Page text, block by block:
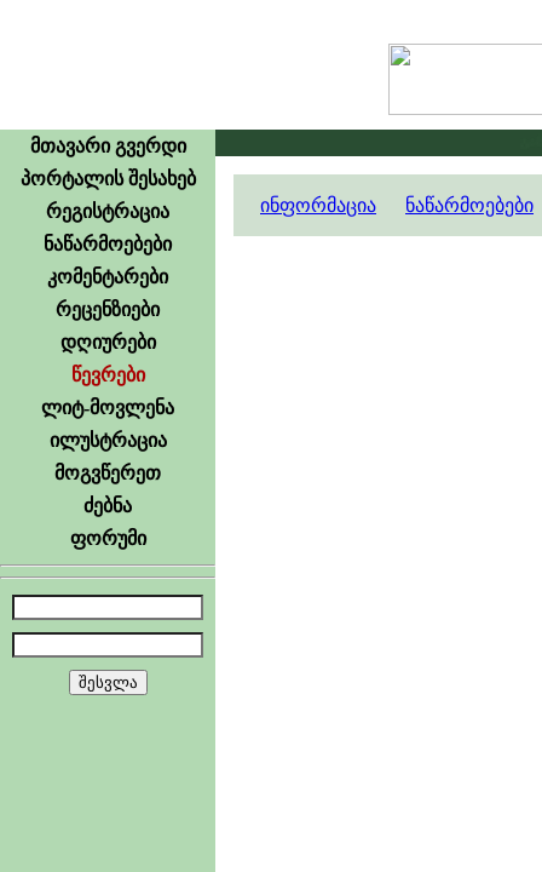
მთავარი გვერდი
პორტალის შესახებ
რეგისტრაცია
ნაწარმოებები
კომენტარები
რეცენზიები
დღიურები
წევრები
ლიტ-მოვლენა
ილუსტრაცია
მოგვწერეთ
ძებნა
ფორუმი
ინფორმაცია ნაწარმოებები